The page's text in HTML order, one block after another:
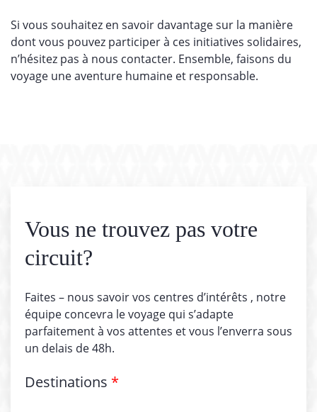
Si vous souhaitez en savoir davantage sur la manière
dont vous pouvez participer à ces initiatives solidaires,
n’hésitez pas à nous contacter. Ensemble, faisons du
voyage une aventure humaine et responsable.
Vous ne trouvez pas votre
circuit?
Faites – nous savoir vos centres d’intérêts , notre
équipe concevra le voyage qui s’adapte
parfaitement à vos attentes et vous l’enverra sous
un delais de 48h.
Destinations *